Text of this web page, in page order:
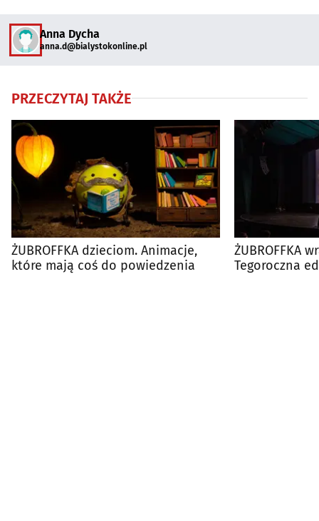
Anna Dycha
anna.d@bialystokonline.pl
PRZECZYTAJ TAKŻE
ŻUBROFFKA dzieciom. Animacje,
które mają coś do powiedzenia
ŻUBROFFKA
Tegoroczna